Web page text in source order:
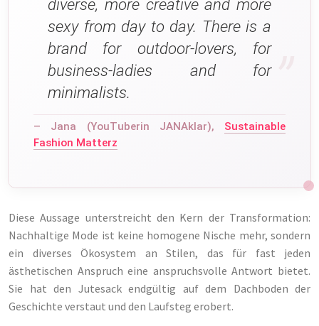
diverse, more creative and more
sexy from day to day. There is a
brand for outdoor-lovers, for
business-ladies and for
minimalists.
– Jana (YouTuberin JANAklar), Sustainable
Fashion Matterz
Diese Aussage unterstreicht den Kern der Transformation:
Nachhaltige Mode ist keine homogene Nische mehr, sondern
ein diverses Ökosystem an Stilen, das für fast jeden
ästhetischen Anspruch eine anspruchsvolle Antwort bietet.
Sie hat den Jutesack endgültig auf dem Dachboden der
Geschichte verstaut und den Laufsteg erobert.